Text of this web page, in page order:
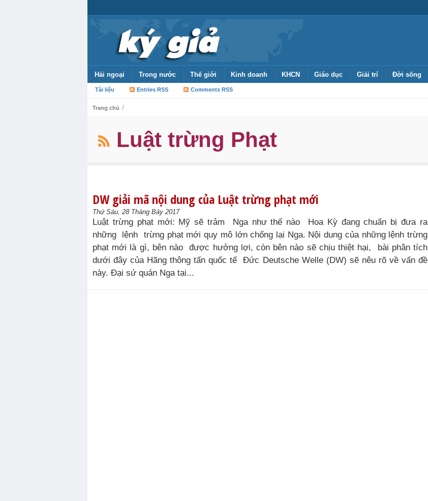
Hải ngoại Trong nước Thế giới Kinh doanh KHCN Giáo dục Giải trí Đời sống
Tài liệu Entries RSS Comments RSS
Trang chủ /
Luật trừng Phạt
DW giải mã nội dung của Luật trừng phạt mới
Thứ Sáu, 28 Tháng Bảy 2017
Luật trừng phạt mới: Mỹ sẽ trảm Nga như thế nào Hoa Kỳ đang chuẩn bị đưa ra
những lệnh trừng phạt mới quy mô lớn chống lại Nga. Nội dung của những lệnh trừng
phạt mới là gì, bên nào được hưởng lợi, còn bên nào sẽ chịu thiệt hại, bài phân tích
dưới đây của Hãng thông tấn quốc tế Đức Deutsche Welle (DW) sẽ nêu rõ về vấn đề
này. Đại sứ quán Nga tại...